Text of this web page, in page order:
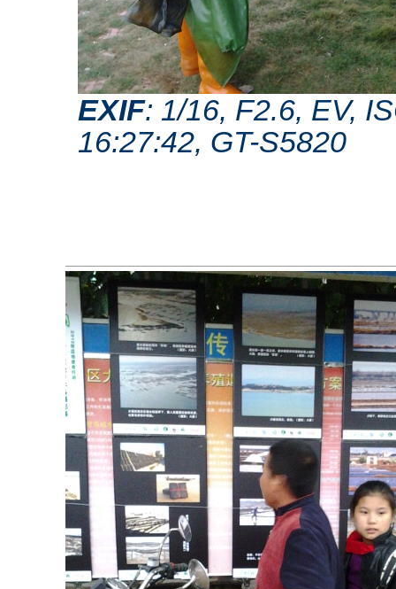
EXIF: 1/16, F2.6, EV,
16:27:42, GT-S5820